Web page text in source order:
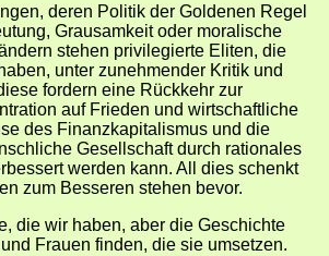
deren Politik der Goldenen Regel
Grausamkeit oder moralische
stehen privilegierte Eliten, die
unter zunehmender Kritik und
fordern eine Rückkehr zur
auf Frieden und wirtschaftliche
des Finanzkapitalismus und die
Gesellschaft durch rationales
werden kann. All dies schenkt
zum Besseren stehen bevor.
die wir haben, aber die Geschichte
Frauen finden, die sie umsetzen.